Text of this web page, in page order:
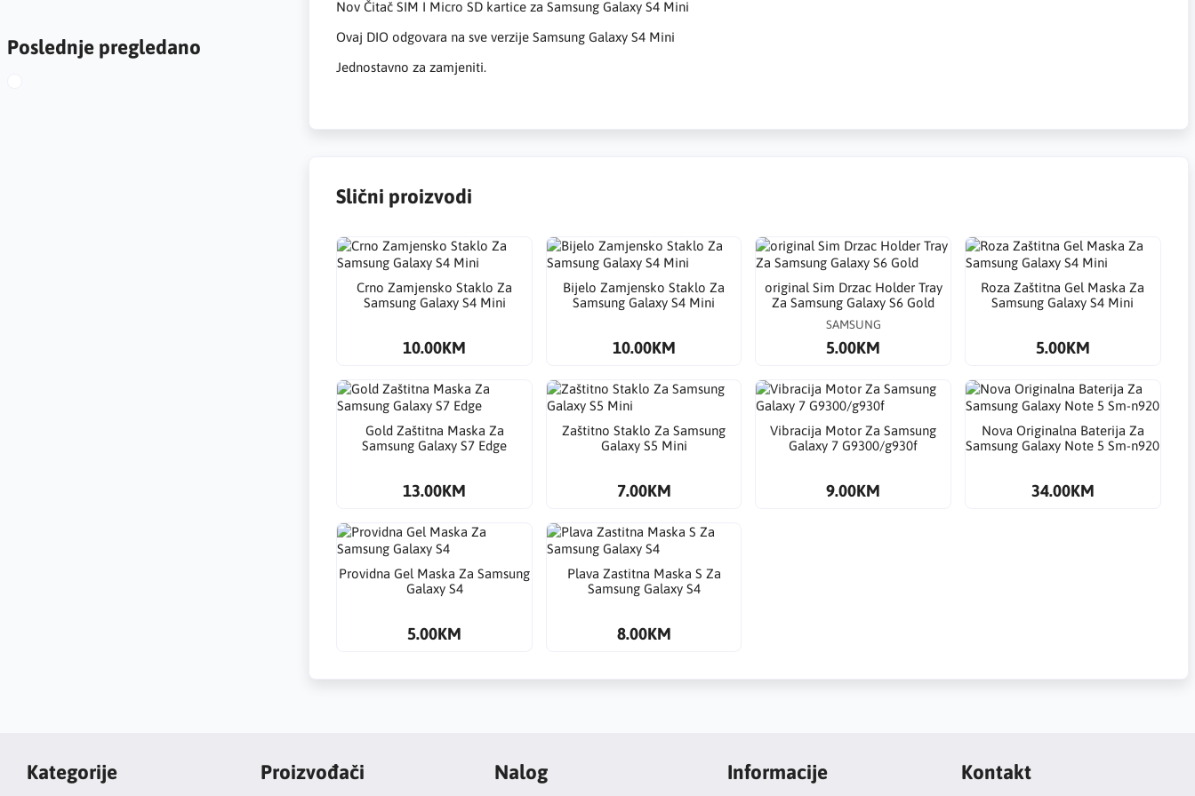
Poslednje pregledano
Nov Čitač SIM I Micro SD kartice za Samsung Galaxy S4 Mini
Ovaj DIO odgovara na sve verzije Samsung Galaxy S4 Mini
Jednostavno za zamjeniti.
Slični proizvodi
Crno Zamjensko Staklo Za
Samsung Galaxy S4 Mini
10.00KM
Bijelo Zamjensko Staklo Za
Samsung Galaxy S4 Mini
10.00KM
​original Sim Drzac Holder Tray
Za Samsung Galaxy S6 Gold
SAMSUNG
5.00KM
Roza Zaštitna Gel Maska Za
Samsung Galaxy S4 Mini
5.00KM
Gold Zaštitna Maska Za
Samsung Galaxy S7 Edge
13.00KM
Zaštitno Staklo Za Samsung
Galaxy S5 Mini
7.00KM
Vibracija Motor Za Samsung
Galaxy 7 G9300/g930f
9.00KM
Nova Originalna Baterija Za
Samsung Galaxy Note 5 Sm-n920
34.00KM
Providna Gel Maska Za Samsung
Galaxy S4
5.00KM
Plava Zastitna Maska S Za
Samsung Galaxy S4
8.00KM
Kategorije Proizvođači Nalog Informacije Kontakt